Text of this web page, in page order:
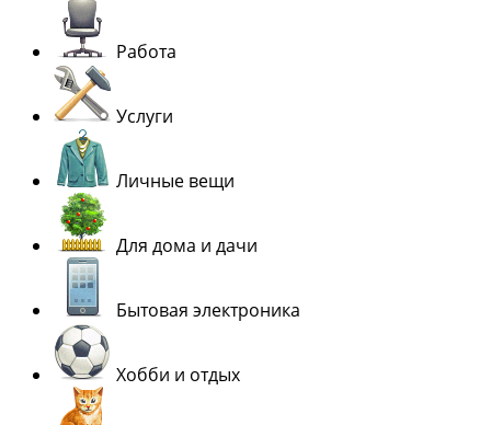
Работа
Услуги
Личные вещи
Для дома и дачи
Бытовая электроника
Хобби и отдых